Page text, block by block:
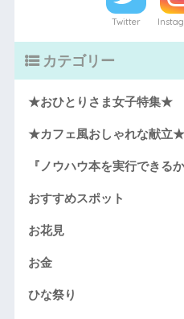
Twitter
カテゴリー
★おひとりさま女子特集★
★カフェ風おしゃれな献立★
『ノウハウ本を実行できる
おすすめスポット
お花見
お金
ひな祭り